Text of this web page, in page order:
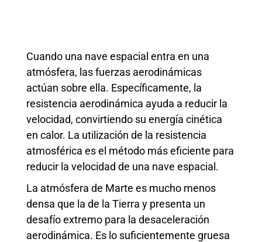
Cuando una nave espacial entra en una
atmósfera, las fuerzas aerodinámicas
actúan sobre ella. Específicamente, la
resistencia aerodinámica ayuda a reducir la
velocidad, convirtiendo su energía cinética
en calor. La utilización de la resistencia
atmosférica es el método más eficiente para
reducir la velocidad de una nave espacial.
La atmósfera de Marte es mucho menos
densa que la de la Tierra y presenta un
desafío extremo para la desaceleración
aerodinámica. Es lo suficientemente gruesa